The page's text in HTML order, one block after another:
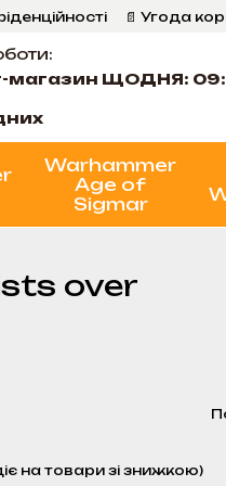
📄 Угода
магазин ЩОДНЯ:
Warhammer
Age of
Sigmar
over
на товари зі знижкою)